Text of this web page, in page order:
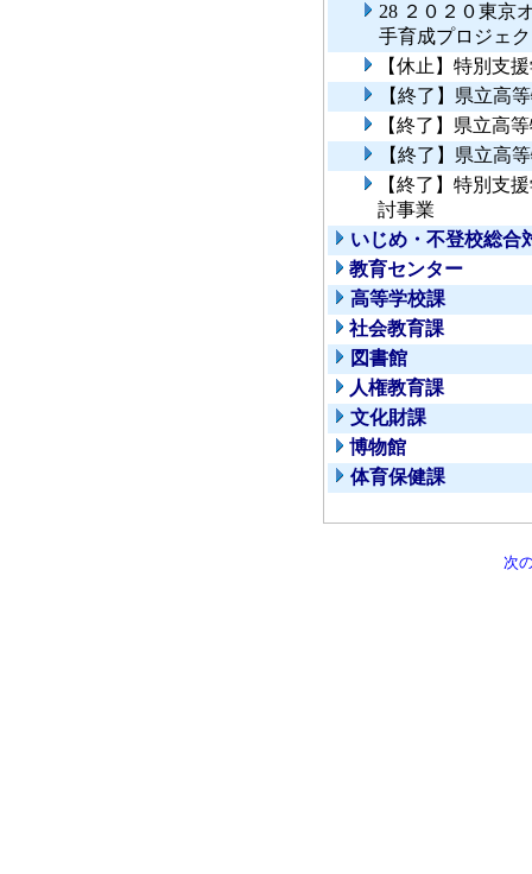
28 ２０２０東京
手育成プロジェ
【休止】特別支
【終了】県立高
【終了】県立高
【終了】県立高
【終了】特別支
討事業
いじめ・不登校総合
教育センター
高等学校課
社会教育課
図書館
人権教育課
文化財課
博物館
体育保健課
次